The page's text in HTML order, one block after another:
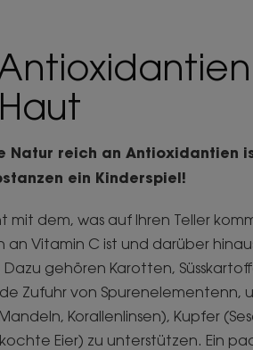
Natur reich an Antioxidantien
ein Kinderspiel!
mit dem, was auf Ihren Teller
an Vitamin C ist und darüber
gehören Karotten,
Zufuhr von Spurenelementenn,
Korallenlinsen), Kupfer
Eier) zu unterstützen. Ein